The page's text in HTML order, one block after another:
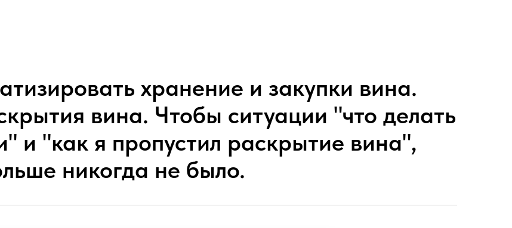
хранение и закупки вина.
вина. Чтобы ситуации "что делать
и "как я пропустил раскрытие вина",
никогда не было.